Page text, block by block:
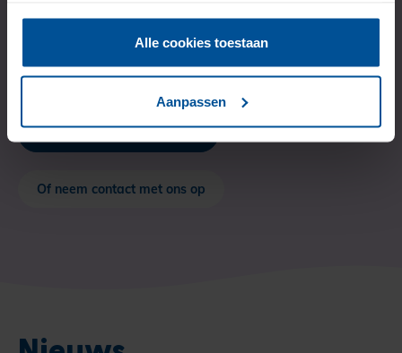
Alle cookies toestaan
Aanpassen
Hoe meld ik me aan?
Of neem contact met ons op